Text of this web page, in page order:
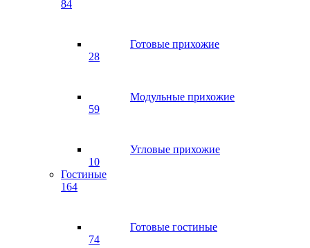
84
Готовые прихожие
28
Модульные прихожие
59
Угловые прихожие
10
Гостиные
164
Готовые гостиные
74